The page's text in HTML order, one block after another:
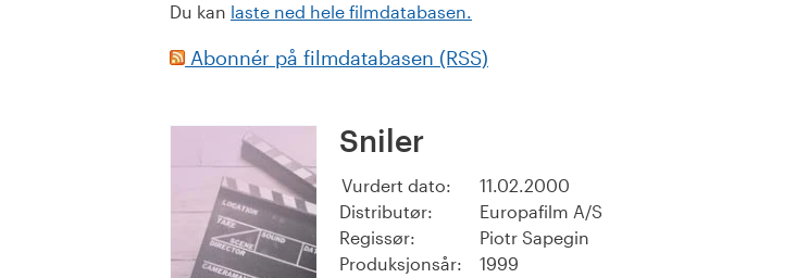
Du kan laste ned hele filmdatabasen.
Abonnér på filmdatabasen (RSS)
Sniler
Vurdert dato:
11.02.2000
Distributør:
Europafilm A/S
Regissør:
Piotr Sapegin
Produksjonsår:
1999